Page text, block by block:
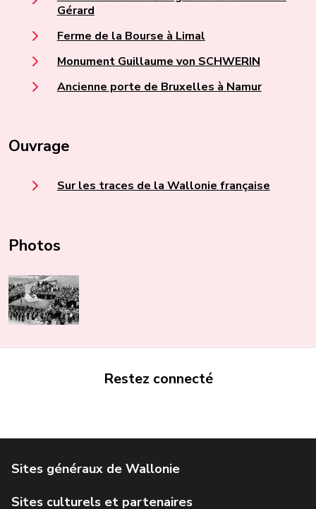
Gérard
Ferme de la Bourse à Limal
Monument Guillaume von SCHWERIN
Ancienne porte de Bruxelles à Namur
Ouvrage
Sur les traces de la Wallonie française
Photos
Restez connecté
Service public de Wallonie